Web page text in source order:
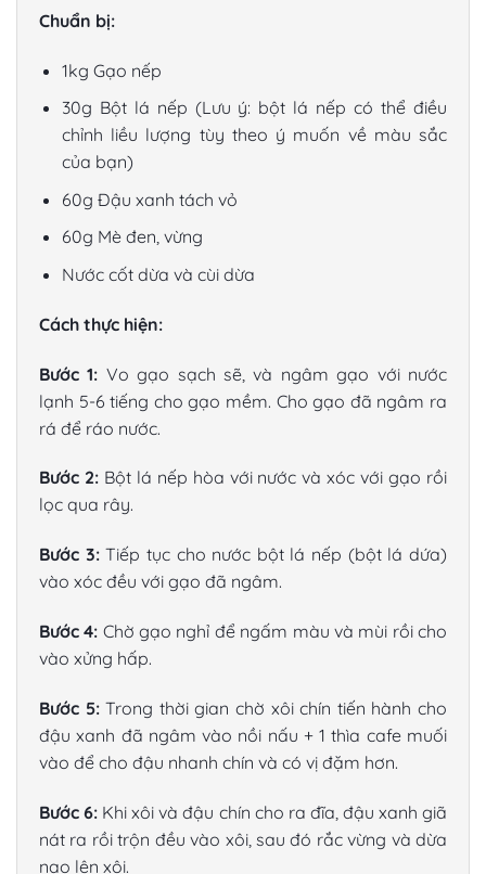
Chuẩn bị:
1kg Gạo nếp
30g Bột lá nếp (Lưu ý: bột lá nếp có thể điều
chỉnh liều lượng tùy theo ý muốn về màu sắc
của bạn)
60g Đậu xanh tách vỏ
60g Mè đen, vừng
Nước cốt dừa và cùi dừa
Cách thực hiện:
Bước 1: Vo gạo sạch sẽ, và ngâm gạo với nước
lạnh 5-6 tiếng cho gạo mềm. Cho gạo đã ngâm ra
rá để ráo nước.
Bước 2:Bột lá nếp hòa với nước và xóc với gạo rồi
lọc qua rây.
Bước 3:Tiếp tục cho nước bột lá nếp (bột lá dứa)
vào xóc đều với gạo đã ngâm.
Bước 4: Chờ gạo nghỉ để ngấm màu và mùi rồi cho
vào xửng hấp.
Bước 5:Trong thời gian chờ xôi chín tiến hành cho
đậu xanh đã ngâm vào nồi nấu + 1 thìa cafe muối
vào để cho đậu nhanh chín và có vị đặm hơn.
Bước 6: Khi xôi và đậu chín cho ra đĩa, đậu xanh giã
nát ra rồi trộn đều vào xôi, sau đó rắc vừng và dừa
nạo lên xôi.